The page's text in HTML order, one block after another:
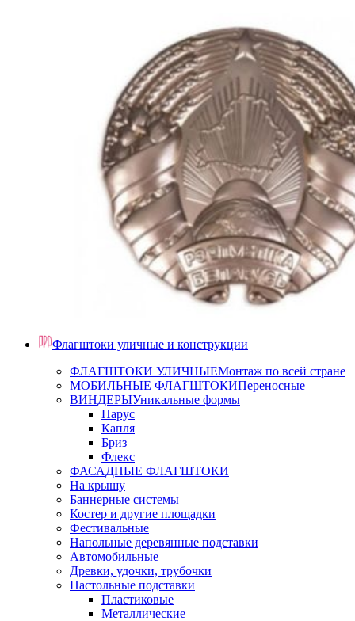
Флагштоки уличные и конструкции
ФЛАГШТОКИ УЛИЧНЫЕМонтаж по всей стране
МОБИЛЬНЫЕ ФЛАГШТОКИПереносные
ВИНДЕРЫУникальные формы
Парус
Капля
Бриз
Флекс
ФАСАДНЫЕ ФЛАГШТОКИ
На крышу
Баннерные системы
Костер и другие площадки
Фестивальные
Напольные деревянные подставки
Автомобильные
Древки, удочки, трубочки
Настольные подставки
Пластиковые
Металлические